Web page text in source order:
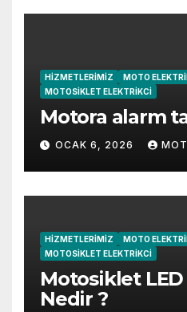
HIZMETLERIMIZ MOTO
MOTOSIKLET ELEKTRIKCI
Motora alarm
OCAK 6, 2026
HIZMETLERIMIZ MOTO
MOTOSIKLET ELEKTRIKCI
Motosiklet LED
Nedir ?